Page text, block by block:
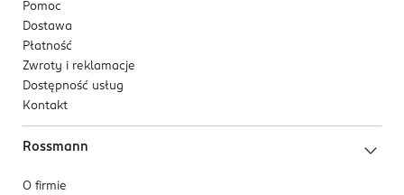
Pomoc
Dostawa
Płatność
Zwroty i reklamacje
Dostępność usług
Kontakt
Rossmann
O firmie